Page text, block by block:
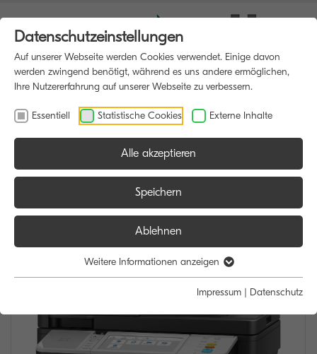
Datenschutzeinstellungen
Auf unserer Webseite werden Cookies verwendet. Einige davon
werden zwingend benötigt, während es uns andere ermöglichen,
Ihre Nutzererfahrung auf unserer Webseite zu verbessern.
Essentiell Statistische Cookies Externe Inhalte
Alle akzeptieren
Speichern
Ablehnen
Weitere Informationen anzeigen
Impressum | Datenschutz